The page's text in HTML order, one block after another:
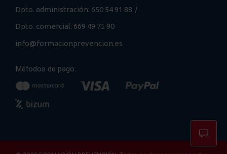
Dpto. administración: 650 54 91 88 /
Dpto. comercial: 669 49 75 90
info@formacionprevencion.es
Métodos de pago: